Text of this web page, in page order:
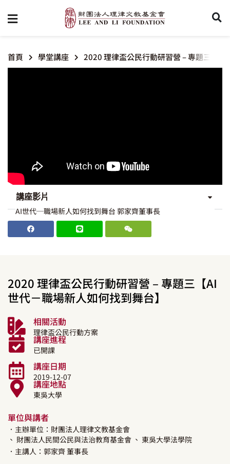
首頁 學堂講座 2020 理律盃公民行動研習營 – 專題三【
講座影片
AI世代─職場新人如何找到舞台 郭家齊董事長
2020 理律盃公民行動研習營 – 專題三【AI
世代－職場新人如何找到舞台】
相關活動
理律盃公民行動方案
講座進程
已開課
講座日期
2019-12-07
講座地點
東吳大學
單位與講者
．主辦單位：財團法人理律文教基金會
、 財團法人民間公民與法治教育基金會 、 東吳大學法學院
．主講人： 郭家齊董事長